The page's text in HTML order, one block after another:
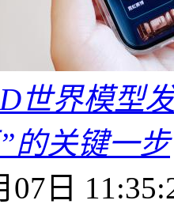
世界模型
的关键一步
07日